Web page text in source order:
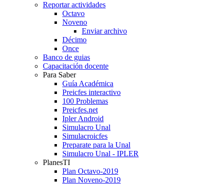
Reportar actividades
Octavo
Noveno
Enviar archivo
Décimo
Once
Banco de guias
Capacitación docente
Para Saber
Guía Académica
Preicfes interactivo
100 Problemas
Preicfes.net
Ipler Android
Simulacro Unal
Simulacroicfes
Preparate para la Unal
Simulacro Unal - IPLER
PlanesTI
Plan Octavo-2019
Plan Noveno-2019